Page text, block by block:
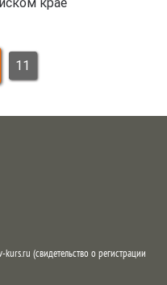
11
(свидетельство о регистрации